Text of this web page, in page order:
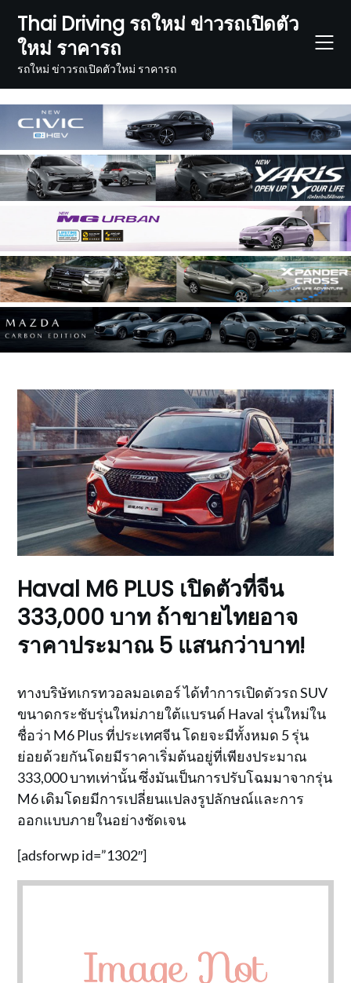
content
Thai Driving รถใหม่ ข่าวรถเปิดตัว
ใหม่ ราคารถ
รถใหม่ ข่าวรถเปิดตัวใหม่ ราคารถ
Haval M6 PLUS เปิดตัวที่จีน
333,000 บาท ถ้าขายไทยอาจ
ราคาประมาณ 5 แสนกว่าบาท!
ทางบริษัทเกรทวอลมอเตอร์ ได้ทำการเปิดตัวรถ SUV
ขนาดกระชับรุ่นใหม่ภายใต้แบรนด์ Haval รุ่นใหม่ใน
ชื่อว่า M6 Plus ที่ประเทศจีน โดยจะมีทั้งหมด 5 รุ่น
ย่อยด้วยกันโดยมีราคาเริ่มต้นอยู่ที่เพียงประมาณ
333,000 บาทเท่านั้น ซึ่งมันเป็นการปรับโฉมมาจากรุ่น
M6 เดิมโดยมีการเปลี่ยนแปลงรูปลักษณ์และการ
ออกแบบภายในอย่างชัดเจน
[adsforwp id=”1302″]